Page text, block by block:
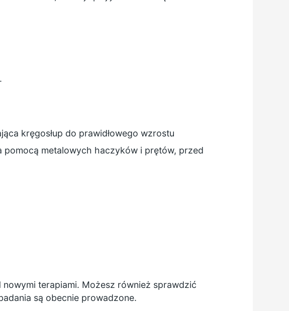
.
kręgosłup do prawidłowego wzrostu
pomocą metalowych haczyków i prętów, przed
terapiami. Możesz również sprawdzić
są obecnie prowadzone.